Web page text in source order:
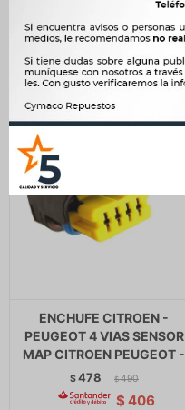
$ 292
ENCHUFE CITROEN -
PEUGEOT 4 VIAS SENSOR
MAP CITROEN PEUGEOT -
$478 $ 490
$ 406